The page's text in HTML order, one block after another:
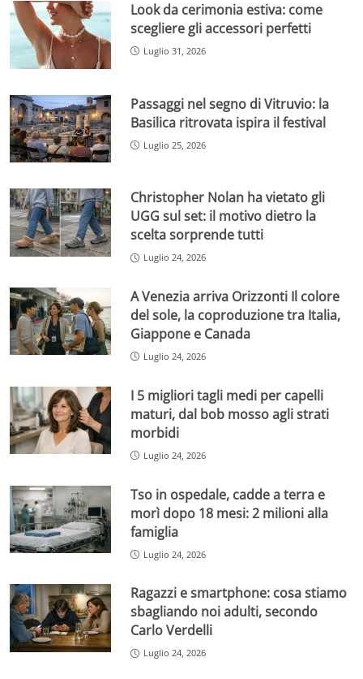
Look da cerimonia estiva: come
scegliere gli accessori perfetti
Luglio 31, 2026
Passaggi nel segno di Vitruvio: la
Basilica ritrovata ispira il festival
Luglio 25, 2026
Christopher Nolan ha vietato gli
UGG sul set: il motivo dietro la
scelta sorprende tutti
Luglio 24, 2026
A Venezia arriva Orizzonti Il colore
del sole, la coproduzione tra Italia,
Giappone e Canada
Luglio 24, 2026
I 5 migliori tagli medi per capelli
maturi, dal bob mosso agli strati
morbidi
Luglio 24, 2026
Tso in ospedale, cadde a terra e
morì dopo 18 mesi: 2 milioni alla
famiglia
Luglio 24, 2026
Ragazzi e smartphone: cosa stiamo
sbagliando noi adulti, secondo
Carlo Verdelli
Luglio 24, 2026